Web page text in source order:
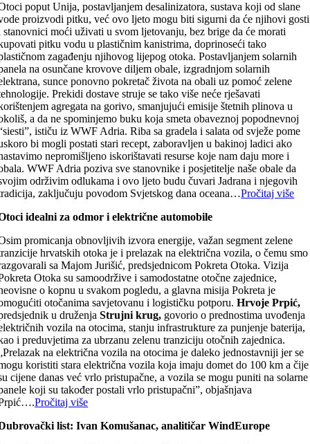
poput Unija, postavljanjem desalinizatora, sustava koji od slane
proizvodi pitku, već ovo ljeto mogu biti sigurni da će njihovi gosti
stanovnici moći uživati u svom ljetovanju, bez brige da će morati
pitku vodu u plastičnim kanistrima, doprinoseći tako
zagađenju njihovog lijepog otoka. Postavljanjem solarnih
na osunčane krovove diljem obale, izgradnjom solarnih
sunce ponovno pokretač života na obali uz pomoć zelene
Prekidi dostave struje se tako više neće rješavati
agregata na gorivo, smanjujući emisije štetnih plinova u
a da ne spominjemo buku koja smeta obaveznoj popodnevnoj
ističu iz WWF Adria. Riba sa gradela i salata od svježe pome
bi mogli postati stari recept, zaboravljen u bakinoj ladici ako
nepromišljeno iskorištavati resurse koje nam daju more i
WWF Adria poziva sve stanovnike i posjetitelje naše obale da
održivim odlukama i ovo ljeto budu čuvari Jadrana i njegovih
zaključuju povodom Svjetskog dana oceana…Pročitaj više
idealni za odmor i električne automobile
promicanja obnovljivih izvora energije, važan segment zelene
hrvatskih otoka je i prelazak na električna vozila, o čemu smo
sa Majom Jurišić, predsjednicom Pokreta Otoka. Vizija
Otoka su samoodržive i samodostatne otočne zajednice,
o kopnu u svakom pogledu, a glavna misija Pokreta je
otočanima savjetovanu i logističku potporu.Hrvoje Prpić,
u druženjaStrujni krug, govorio o prednostima uvođenja
vozila na otocima, stanju infrastrukture za punjenje baterija,
i preduvjetima za ubrzanu zelenu tranziciju otočnih zajednica.
na električna vozila na otocima je daleko jednostavniji jer se
koristiti stara električna vozila koja imaju domet do 100 km a čije
cijene danas već vrlo pristupačne, a vozila se mogu puniti na solarne
koji su također postali vrlo pristupačni”, objašnjava
Pročitaj više
list: Ivan Komušanac, analitičar WindEurope